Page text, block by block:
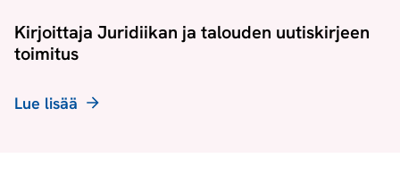
Kirjoittaja Juridiikan ja talouden uutiskirjeen
toimitus
Lue lisää